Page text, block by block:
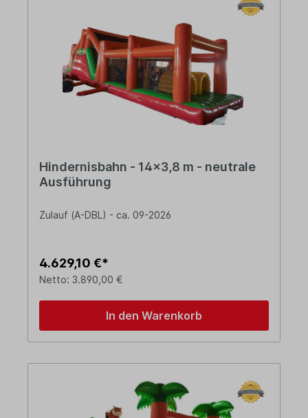
Hindernisbahn - 14x3,8 m - neutrale
Ausführung
Zulauf (A-DBL) - ca. 09-2026
4.629,10 €*
Netto: 3.890,00 €
In den Warenkorb